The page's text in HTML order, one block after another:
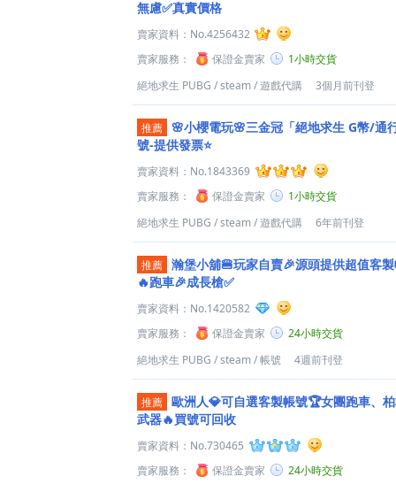
無慮✅真實價格
賣家資料： No.4256432
賣家服務：
保證金賣家
1小時交貨
絕地求生 PUBG /steam/遊戲代購 3個月前刊登
推薦 🌸小櫻電玩🌸三金冠「絕地求生 G幣/通
號-提供發票⭐️
賣家資料： No.1843369
賣家服務：
保證金賣家
1小時交貨
絕地求生 PUBG /steam/遊戲代購 6年前刊登
推薦 瀚堡小舖🍔玩家自賣🎉源頭提供超值客
🔥跑車🎉成長槍✅
賣家資料： No.1420582
賣家服務：
保證金賣家
24小時交貨
絕地求生 PUBG /steam/帳號 4週前刊登
推薦 歐洲人💎可自選客製帳號🏆女團跑車、
武器🔥買號可回收
賣家資料： No.730465
賣家服務：
保證金賣家
24小時交貨